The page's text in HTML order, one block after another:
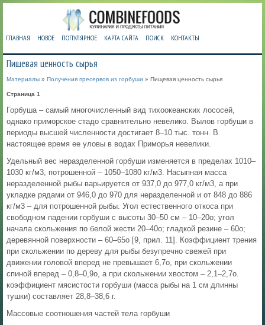
ГЛАВНАЯ НОВОЕ ПОПУЛЯРНОЕ КАРТА САЙТА ПОИСК КОНТАКТЫ
Пищевая ценность сырья
Материалы » Получения пресервов из горбуши » Пищевая ценность сырья
Страница 1
Горбуша – самый многочисленный вид тихоокеанских лососей,
однако приморское стадо сравнительно невелико. Вылов горбуши в
периоды высшей численности достигает 8–10 тыс. тонн. В
настоящее время ее уловы в водах Приморья невелики.
Удельный вес неразделенной горбуши изменяется в пределах 1010–
1030 кг/м3, потрошенной – 1050–1080 кг/м3. Насыпная масса
неразделенной рыбы варьируется от 937,0 до 977,0 кг/м3, а при
укладке рядами от 946,0 до 970 для неразделенной и от 848 до 886
кг/м3 – для потрошенной рыбы. Угол естественного откоса при
свободном падении горбуши с высоты 30–50 см – 10–20о; угол
начала скольжения по белой жести 20–40о; гладкой резине – 60о;
деревянной поверхности – 60–65о [9, прил. 11]. Коэффициент трения
при скольжении по дереву для рыбы безупречно свежей при
движении головой вперед не превышает 6,7о, при скольжении
спиной вперед – 0,8–0,9о, а при скольжении хвостом – 2,1–2,7о.
коэффициент мясистости горбуши (масса рыбы на 1 см длинны
тушки) составляет 28,8–38,6 г.
Массовые соотношения частей тела горбуши